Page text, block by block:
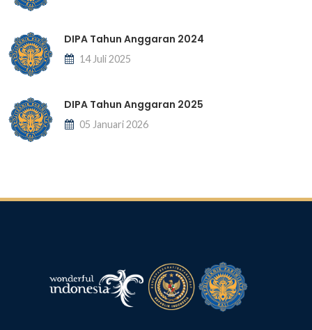
DIPA Tahun Anggaran 2024
14 Juli 2025
DIPA Tahun Anggaran 2025
05 Januari 2026